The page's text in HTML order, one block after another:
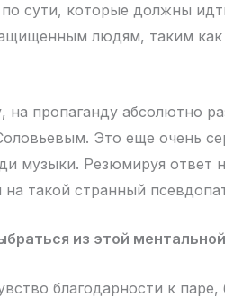
сути, которые должны
людям, таким как
на пропаганду абсолютно
Это еще очень
музыки. Резюмируя ответ
такой странный
из этой
благодарности к паре,